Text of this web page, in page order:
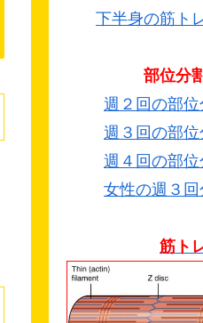
下半身の筋ト
部位分
週２回の部
週３回の部
週４回の部
女性の週３
筋ト